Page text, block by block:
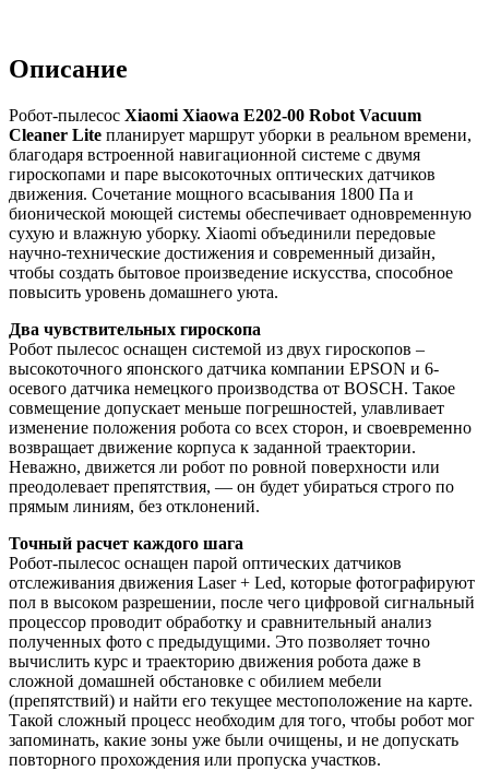
Описание
Робот-пылесос Xiaomi Xiaowa E202-00 Robot Vacuum
Cleaner Lite планирует маршрут уборки в реальном времени,
благодаря встроенной навигационной системе с двумя
гироскопами и паре высокоточных оптических датчиков
движения. Сочетание мощного всасывания 1800 Па и
бионической моющей системы обеспечивает одновременную
сухую и влажную уборку. Xiaomi объединили передовые
научно-технические достижения и современный дизайн,
чтобы создать бытовое произведение искусства, способное
повысить уровень домашнего уюта.
Два чувствительных гироскопа
Робот пылесос оснащен системой из двух гироскопов –
высокоточного японского датчика компании EPSON и 6-
осевого датчика немецкого производства от BOSCH. Такое
совмещение допускает меньше погрешностей, улавливает
изменение положения робота со всех сторон, и своевременно
возвращает движение корпуса к заданной траектории.
Неважно, движется ли робот по ровной поверхности или
преодолевает препятствия, — он будет убираться строго по
прямым линиям, без отклонений.
Точный расчет каждого шага
Робот-пылесос оснащен парой оптических датчиков
отслеживания движения Laser + Led, которые фотографируют
пол в высоком разрешении, после чего цифровой сигнальный
процессор проводит обработку и сравнительный анализ
полученных фото с предыдущими. Это позволяет точно
вычислить курс и траекторию движения робота даже в
сложной домашней обстановке с обилием мебели
(препятствий) и найти его текущее местоположение на карте.
Такой сложный процесс необходим для того, чтобы робот мог
запоминать, какие зоны уже были очищены, и не допускать
повторного прохождения или пропуска участков.